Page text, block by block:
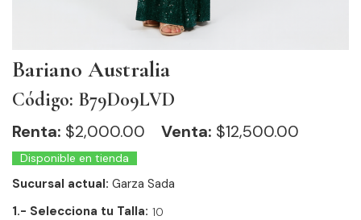
Bariano Australia
Código: B79D09LVD
Renta: $2,000.00 Venta: $12,500.00
Disponible en tienda
Sucursal actual: Garza Sada
1.- Selecciona tu Talla: 10